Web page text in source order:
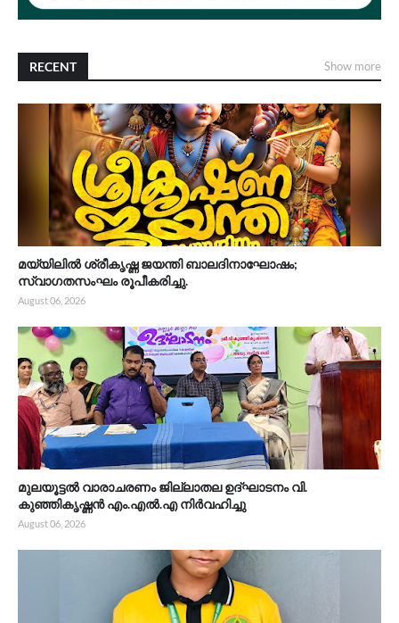
RECENT Show more
മയ്യിലിൽ ശ്രീകൃഷ്ണ ജയന്തി ബാലദിനാഘോഷം;
സ്വാഗതസംഘം രൂപീകരിച്ചു.
August 06, 2026
മുലയൂട്ടൽ വാരാചരണം ജില്ലാതല ഉദ്ഘാടനം വി.
കുഞ്ഞികൃഷ്ണൻ എം.എൽ.എ നിർവഹിച്ചു
August 06, 2026